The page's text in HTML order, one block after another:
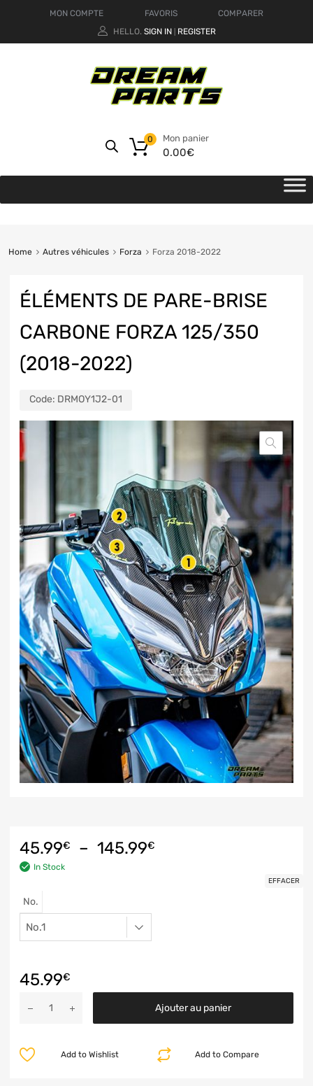
MON COMPTE FAVORIS
COMPARER
HELLO. SIGN IN REGISTER
Mon panier
0.00€
0
Home Autres véhicules Forza Forza 2018-2022
ÉLÉMENTS DE PARE-BRISE
CARBONE FORZA 125/350
(2018-2022)
Code: DRMOY1J2-01
45.99€ – 145.99€
In Stock
No.
EFFACER
45.99€
Ajouter au panier
Add to Compare
Add to Wishlist